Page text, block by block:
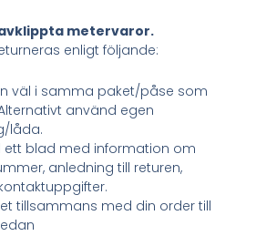
metervaror.
enligt följande:
väl i samma paket/påse som
använd egen
låda.
ett blad med information om
anledning till returen,
tillsammans med din order till